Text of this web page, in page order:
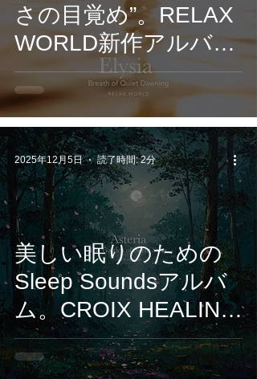
さの目覚め”。RELAX
WORLD新作アルバム
「Elysia – Breath of
Quiet Dawning」12月
5日リリース
美しい眠りのための
Sleep Soundsアルバ
ム。CROIX HEALING
が贈る“星の静寂サウ
ンド”『Asteria – The
2025年12月5日 読了時間: 2分